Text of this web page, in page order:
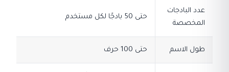
عدد البادجات
المخصصة
حتى 50 بادجًا لكل مستخدم
طول الاسم حتى 100 حرف